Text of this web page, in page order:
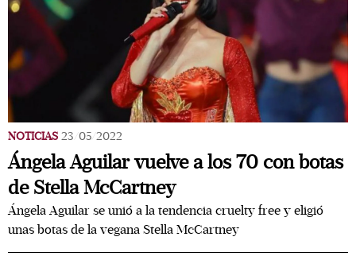
NOTICIAS 23/05/2022
Ángela Aguilar vuelve a los 70 con botas
de Stella McCartney
Ángela Aguilar se unió a la tendencia cruelty free y eligió
unas botas de la vegana Stella McCartney